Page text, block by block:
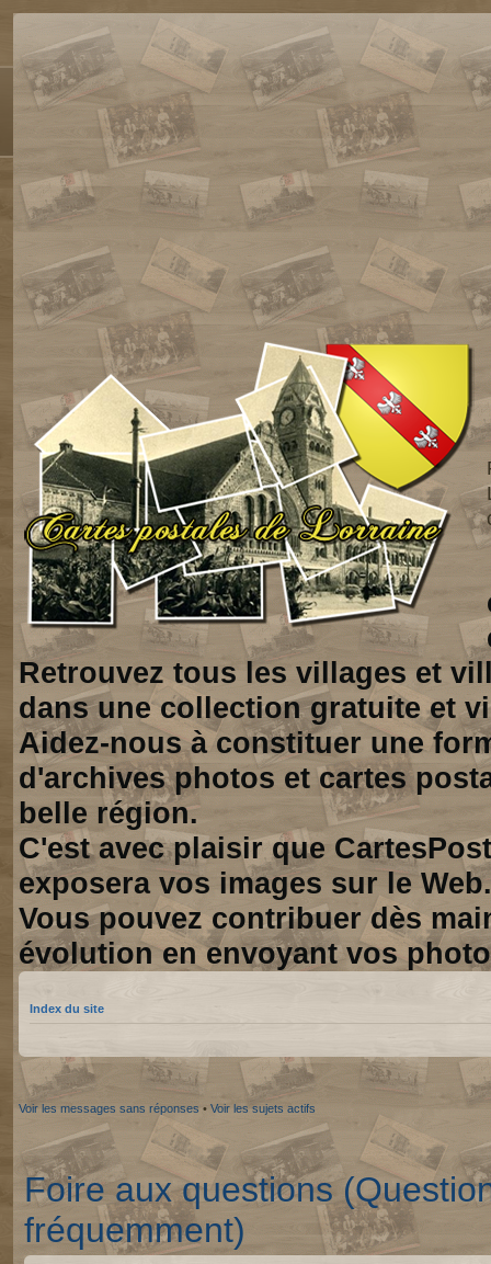
Retrouvez tous les villages et
dans une collection gratuite et
Aidez-nous à constituer une
d'archives photos et cartes
belle région.
C'est avec plaisir que
exposera vos images sur le Web.
Vous pouvez contribuer dès
évolution en envoyant vos
Index du site
Voir les messages sans réponses • Voir les sujets actifs
Foire aux questions
fréquemment)